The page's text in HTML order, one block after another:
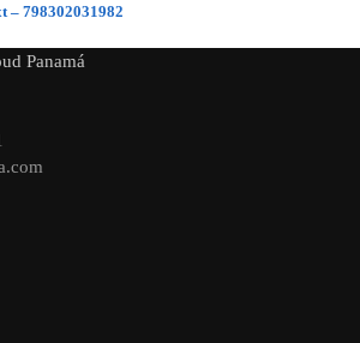
– 798302031982